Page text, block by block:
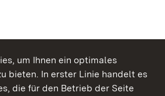
um Ihnen ein optimales
bieten. In erster Linie handelt es
die für den Betrieb der Seite
Genießen.